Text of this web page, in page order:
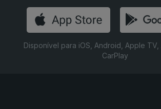
Disponível para iOS, Android, Apple
CarPlay